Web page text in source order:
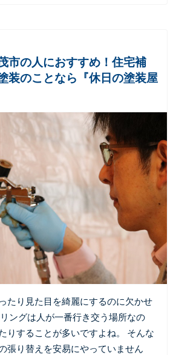
市の人におすすめ！住宅補
装のことなら『休日の塗装屋
たり見た目を綺麗にするのに欠かせ
ングは人が一番行き交う場所なの
りすることが多いですよね。 そんな
張り替えを安易にやっていません